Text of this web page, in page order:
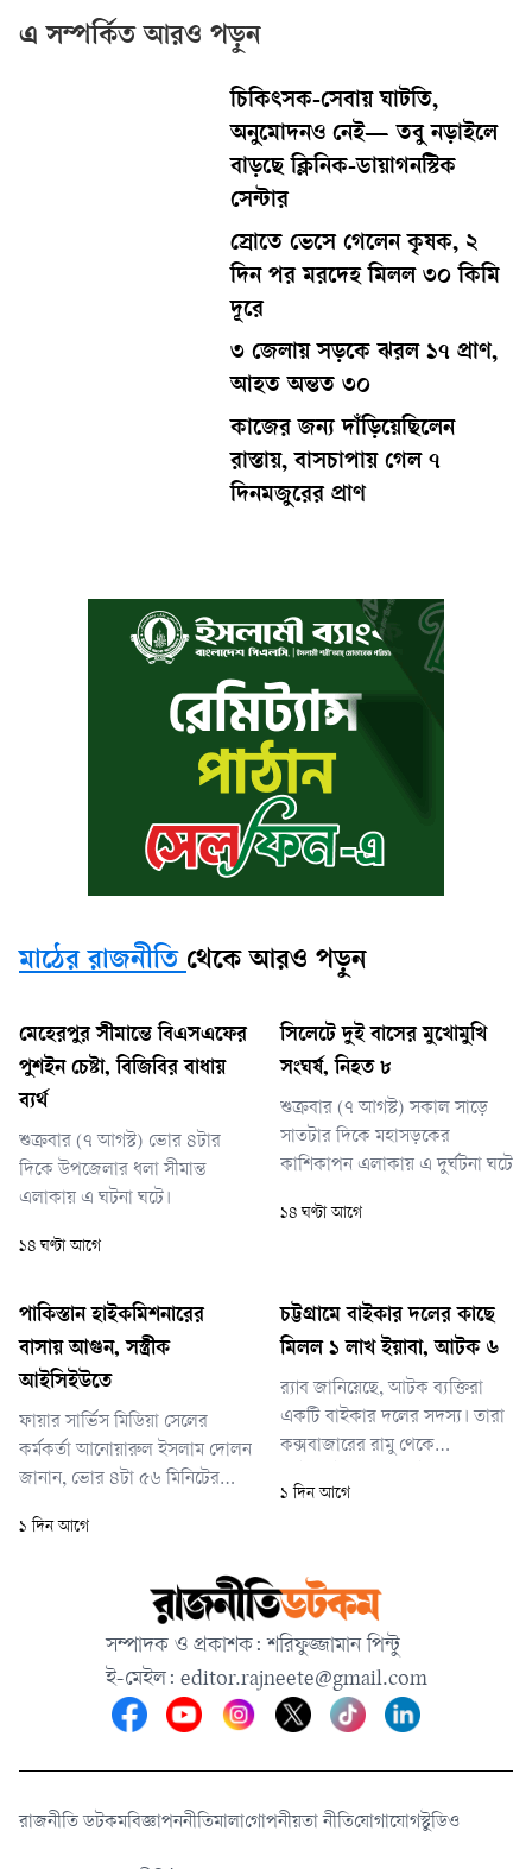
এ সম্পর্কিত আরও পড়ুন
চিকিৎসক-সেবায় ঘাটতি,
অনুমোদনও নেই— তবু নড়াইলে
বাড়ছে ক্লিনিক-ডায়াগনস্টিক
সেন্টার
স্রোতে ভেসে গেলেন কৃষক, ২
দিন পর মরদেহ মিলল ৩০ কিমি
দূরে
৩ জেলায় সড়কে ঝরল ১৭ প্রাণ,
আহত অন্তত ৩০
কাজের জন্য দাঁড়িয়েছিলেন
রাস্তায়, বাসচাপায় গেল ৭
দিনমজুরের প্রাণ
মাঠের রাজনীতি থেকে আরও পড়ুন
মেহেরপুর সীমান্তে বিএসএফের
পুশইন চেষ্টা, বিজিবির বাধায়
ব্যর্থ
শুক্রবার (৭ আগস্ট) ভোর ৪টার
দিকে উপজেলার ধলা সীমান্ত
এলাকায় এ ঘটনা ঘটে।
১৪ ঘণ্টা আগে
সিলেটে দুই বাসের মুখোমুখি
সংঘর্ষ, নিহত ৮
শুক্রবার (৭ আগস্ট) সকাল সাড়ে
সাতটার দিকে মহাসড়কের
কাশিকাপন এলাকায় এ দুর্ঘটনা ঘটে
১৪ ঘণ্টা আগে
পাকিস্তান হাইকমিশনারের
বাসায় আগুন, সস্ত্রীক
আইসিইউতে
ফায়ার সার্ভিস মিডিয়া সেলের
কর্মকর্তা আনোয়ারুল ইসলাম দোলন
জানান, ভোর ৪টা ৫৬ মিনিটের
ফায়ার সার্ভিস। দ্রুত দুটি ইউনিট
আগুন নিয়ন্ত্রণে আনে। আগুন
পুরোপুরি নেভানো সম্ভব হয় ৫টা
১ দিন আগে
চট্টগ্রামে বাইকার দলের কাছে
মিলল ১ লাখ ইয়াবা, আটক ৬
র‌্যাব জানিয়েছে, আটক ব্যক্তিরা
একটি বাইকার দলের সদস্য। তারা
কক্সবাজারের রামু থেকে
চট্টগ্রামে আসছিলেন। বাইক
আসছিলেন।
১ দিন আগে
সম্পাদক ও প্রকাশক: শরিফুজ্জামান পিন্টু
ই-মেইল: editor.rajneete@gmail.com
রাজনীতি ডটকমবিজ্ঞাপননীতিমালাগোপনীয়তা নীতিযোগাযোগস্টুডিও